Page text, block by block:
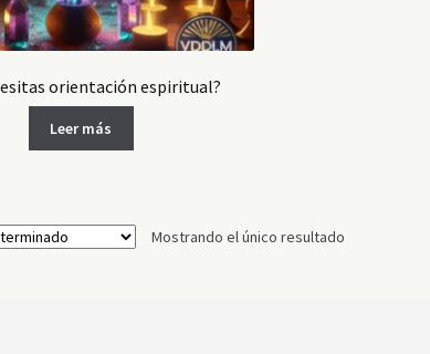
orientación espiritual?
Leer más
Mostrando el único resultado